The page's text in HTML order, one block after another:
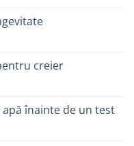
creier
apă înainte de un test